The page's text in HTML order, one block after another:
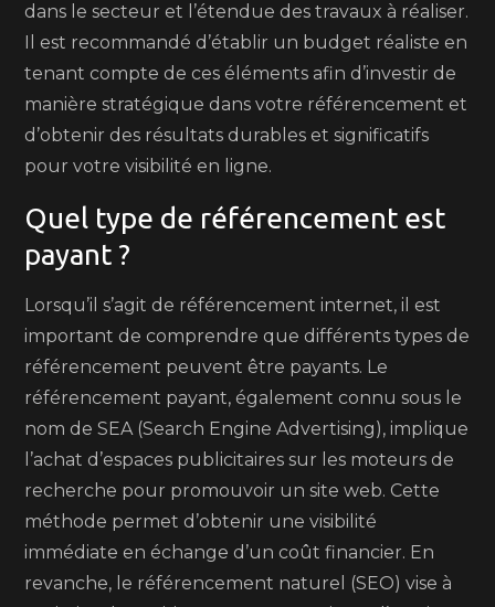
dans le secteur et l’étendue des travaux à réaliser.
Il est recommandé d’établir un budget réaliste en
tenant compte de ces éléments afin d’investir de
manière stratégique dans votre référencement et
d’obtenir des résultats durables et significatifs
pour votre visibilité en ligne.
Quel type de référencement est
payant ?
Lorsqu’il s’agit de référencement internet, il est
important de comprendre que différents types de
référencement peuvent être payants. Le
référencement payant, également connu sous le
nom de SEA (Search Engine Advertising), implique
l’achat d’espaces publicitaires sur les moteurs de
recherche pour promouvoir un site web. Cette
méthode permet d’obtenir une visibilité
immédiate en échange d’un coût financier. En
revanche, le référencement naturel (SEO) vise à